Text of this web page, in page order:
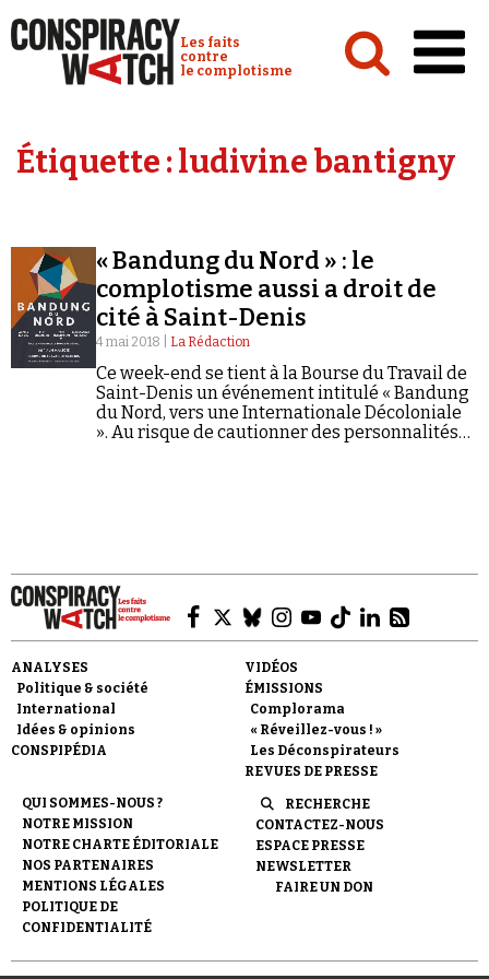
Conspiracy Watch :
Les faits
contre
le complotisme
Analyses
Vidéos
Émissions
Revues de presse
Faire un don
Demander à Vera
Étiquette :ludivine bantigny
« Bandung du Nord » : le
complotisme aussi a droit de
cité à Saint-Denis
4 mai 2018 | La Rédaction
Ce week-end se tient à la Bourse du Travail de
Saint-Denis un événement intitulé « Bandung
du Nord, vers une Internationale Décoloniale
». Au risque de cautionner des personnalités
ANALYSES
Politique & société
International
Idées & opinions
CONSPIPÉDIA
VIDÉOS
ÉMISSIONS
Complorama
« Réveillez-vous ! »
Les Déconspirateurs
REVUES DE PRESSE
QUI SOMMES-NOUS ?
NOTRE MISSION
NOTRE CHARTE ÉDITORIALE
NOS PARTENAIRES
MENTIONS LÉGALES
POLITIQUE DE
CONFIDENTIALITÉ
RECHERCHE
CONTACTEZ-NOUS
ESPACE PRESSE
NEWSLETTER
FAIRE UN DON